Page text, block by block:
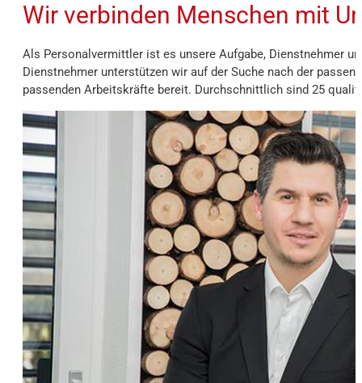
Wir verbinden Menschen mit
Als Personalvermittler ist es unsere Aufgabe, Dienstnehmer
Dienstnehmer unterstützen wir auf der Suche nach der
passenden Arbeitskräfte bereit. Durchschnittlich sind 25